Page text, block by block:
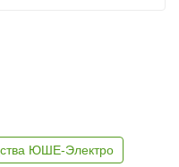
ЮШЕ-Электро